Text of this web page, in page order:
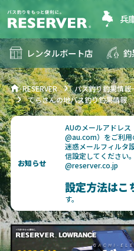
兵
レンタルボート店 釣
RESERVER
バス釣り釣果情報
てらさんの地バス釣り釣果情報
お知らせ
AUのメールアドレ
@au.com）をご利用
迷惑メールフィルタ
信設定してください。
@reserver.co.jp
設定方法はこ
す。